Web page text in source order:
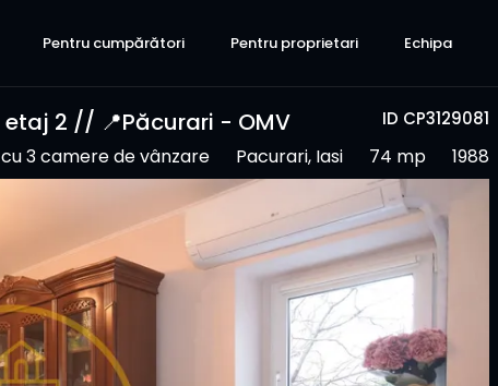
Pentru cumpărători Pentru proprietari Echipa
ID CP3129081
2 // 📍Păcurari - OMV
3 camere de vânzare Pacurari, Iasi 74 mp 1988